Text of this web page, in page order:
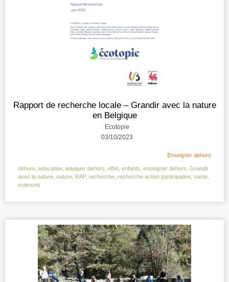
Rapport de recherche locale – Grandir avec la nature
en Belgique
Ecotopie
03/10/2023
Enseigner dehors
dehors education eduquer dehors effet enfants enseigner dehors Grandir
avec la nature nature RAP, recherche recherche action participative sante
sciences